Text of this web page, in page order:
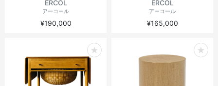
ERCOL
アーコール
¥190,000
ERCOL
アーコール
¥165,000